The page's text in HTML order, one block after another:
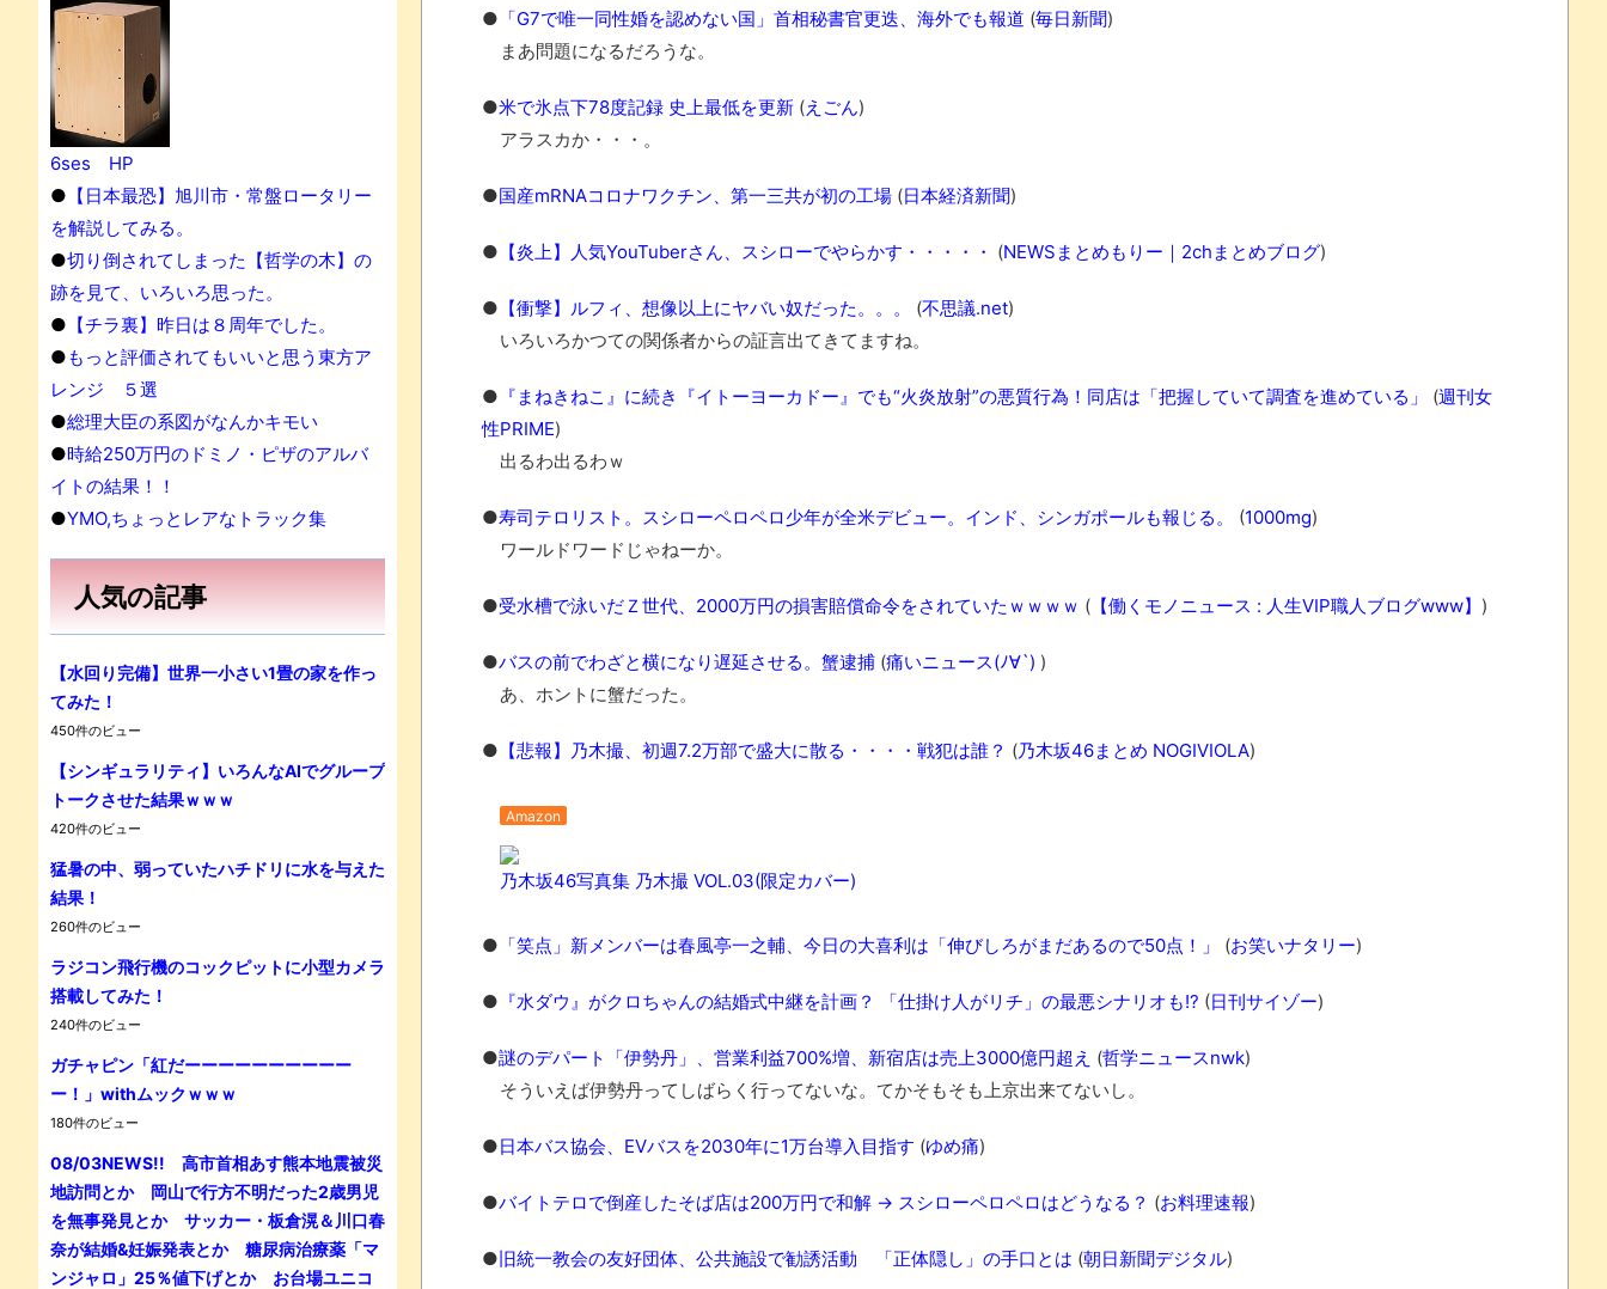
葉月つばさちゃん、昔から見てるんだけどかなりお姉さんになったね
壊れたエアコンと歌えないボク
高嶋ちさ子、ダウン症の姉が暴行事件！事件の一部始終と衝撃の結末
【呆然】北海道旅行ワイ「ウニイクラ丼特盛で食うぞ！！！うおおおおおおおお！！！！！」→結
【動画】カニ、ちょっかい出してきた陰にブチギレ
長野県のなめこのデカさが規格外だったｗｗ
【画像】整形で2400万円超えの美女、水着グラビアに挑戦
歴ログは10周年ですがnoteに引っ越します
進撃の巨人シーズン7 ファイナルシーズンの感想
TBS「マツコの知らない世界」スタグル特集でほとんど紹介されなかったJリーグ…ならば自分たちで紹介だ！
時代の流れ
オーストラリアの男性飛行家 太平洋横断飛行
【中国】パトカーの前で好演技www当たり屋やお煽り運転など盛りだくさん
「ム、ムリです・・・」メガネ美人ナースに入院中のオレのオナサポ懇願したら・・・
ナチスドイツは何故バルバロッサ作戦とかいう無茶に踏み切ってしまったのか
ブログお引越しのお知らせ
まるで親子のような子猫とシェパード
全方位青い芝包囲網すぎて色々見失う、新しい仕事観
● 「G7で唯一同性婚を認めない国」首相秘書官更迭、海外でも報道 (毎日新聞)
まあ問題になるだろうな。
●米で氷点下78度記録 史上最低を更新 (えごん)
アラスカか・・・。
●国産mRNAコロナワクチン、第一三共が初の工場 (日本経済新聞)
● 【炎上】人気YouTuberさん、スシローでやらかす・・・・・ (NEWSまとめもりー｜2chまとめブログ)
● 【衝撃】ルフィ、想像以上にヤバい奴だった。。。 (不思議.net)
いろいろかつての関係者からの証言出てきてますね。
● 『まねきねこ』に続き『イトーヨーカドー』でも“火炎放射”の悪質行為！同店は「把握していて調査を進めている」 (週刊女
性PRIME)
出るわ出るわｗ
●寿司テロリスト。スシローペロペロ少年が全米デビュー。インド、シンガポールも報じる。 (1000mg)
ワールドワードじゃねーか。
●受水槽で泳いだＺ世代、2000万円の損害賠償命令をされていたｗｗｗｗ ( 【働くモノニュース : 人生VIP職人ブログwww】 )
●バスの前でわざと横になり遅延させる。蟹逮捕 (痛いニュース(ﾉ∀`) )
あ、ホントに蟹だった。
● 【悲報】乃木撮、初週7.2万部で盛大に散る・・・・戦犯は誰？ (乃木坂46まとめ NOGIVIOLA)
Amazon
乃木坂46写真集 乃木撮 VOL.03(限定カバー)
● 「笑点」新メンバーは春風亭一之輔、今日の大喜利は「伸びしろがまだあるので50点！」 (お笑いナタリー)
● 『水ダウ』がクロちゃんの結婚式中継を計画？ 「仕掛け人がリチ」の最悪シナリオも!? (日刊サイゾー)
●謎のデパート「伊勢丹」、営業利益700%増、新宿店は売上3000億円超え (哲学ニュースnwk)
そういえば伊勢丹ってしばらく行ってないな。てかそもそも上京出来てないし。
●日本バス協会、EVバスを2030年に1万台導入目指す (ゆめ痛)
●バイトテロで倒産したそば店は200万円で和解 → スシローペロペロはどうなる？ (お料理速報)
●旧統一教会の友好団体、公共施設で勧誘活動 「正体隠し」の手口とは (朝日新聞デジタル)
6ses HP
● 【日本最恐】旭川市・常盤ロータリー
を解説してみる。
●切り倒されてしまった【哲学の木】の
跡を見て、いろいろ思った。
● 【チラ裏】昨日は８周年でした。
●もっと評価されてもいいと思う東方ア
レンジ ５選
●総理大臣の系図がなんかキモい
●時給250万円のドミノ・ピザのアルバ
イトの結果！！
●YMO,ちょっとレアなトラック集
人気の記事
【水回り完備】世界一小さい1畳の家を作っ
てみた！
450件のビュー
【シンギュラリティ】いろんなAIでグループ
トークさせた結果ｗｗｗ
420件のビュー
猛暑の中、弱っていたハチドリに水を与えた
結果！
260件のビュー
ラジコン飛行機のコックピットに小型カメラ
搭載してみた！
240件のビュー
ガチャピン「紅だーーーーーーーーーー
ー！」withムックｗｗｗ
180件のビュー
08/03NEWS!! 高市首相あす熊本地震被災
地訪問とか 岡山で行方不明だった2歳男児
を無事発見とか サッカー・板倉滉＆川口春
奈が結婚&妊娠発表とか 糖尿病治療薬「マ
ンジャロ」25％値下げとか お台場ユニコ